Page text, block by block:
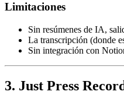
Limitaciones
Sin resúmenes de IA,
La transcripción (donde
Sin integración con
3. Just Press